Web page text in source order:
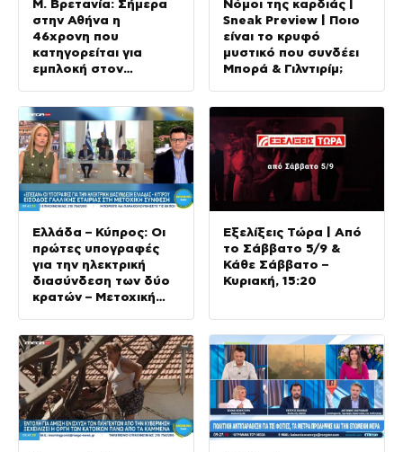
Μ. Βρετανία: Σήμερα
στην Αθήνα η
46χρονη που
κατηγορείται για
εμπλοκή στον
Νόμοι της καρδιάς |
Sneak Preview | Ποιο
είναι το κρυφό
μυστικό που συνδέει
Μπορά & Γιλντιρίμ;
Ελλάδα – Κύπρος: Οι
πρώτες υπογραφές
για την ηλεκτρική
διασύνδεση των δύο
κρατών – Μετοχική
Εξελίξεις Τώρα | Από
το Σάββατο 5/9 &
Κάθε Σάββατο –
Κυριακή, 15:20